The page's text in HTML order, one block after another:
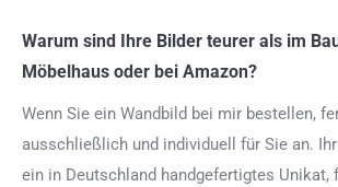
Warum sind Ihre Bilder teurer als im
Möbelhaus oder bei Amazon?
Wenn Sie ein Wandbild bei mir bestellen,
ausschließlich und individuell für Sie an.
ein in Deutschland handgefertigtes Unikat,